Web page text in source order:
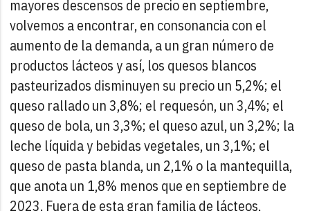
mayores descensos de precio en septiembre,
volvemos a encontrar, en consonancia con el
aumento de la demanda, a un gran número de
productos lácteos y así, los quesos blancos
pasteurizados disminuyen su precio un 5,2%; el
queso rallado un 3,8%; el requesón, un 3,4%; el
queso de bola, un 3,3%; el queso azul, un 3,2%; la
leche líquida y bebidas vegetales, un 3,1%; el
queso de pasta blanda, un 2,1% o la mantequilla,
que anota un 1,8% menos que en septiembre de
2023. Fuera de esta gran familia de lácteos,